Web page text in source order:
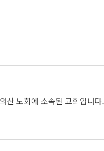
산 노회에 소속된 교회입니다.